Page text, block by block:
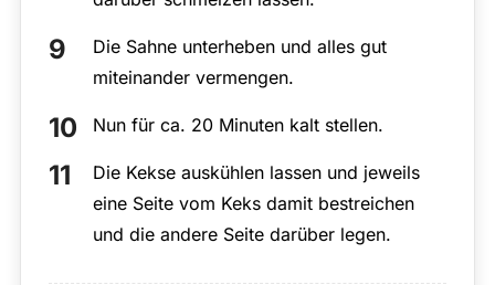
Die Sahne unterheben und alles gut
miteinander vermengen.
Nun für ca. 20 Minuten kalt stellen.
Die Kekse auskühlen lassen und jeweils
eine Seite vom Keks damit bestreichen
und die andere Seite darüber legen.